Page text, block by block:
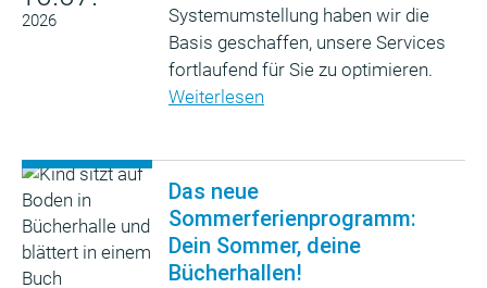
2026
Systemumstellung haben wir die
Basis geschaffen, unsere Services
fortlaufend für Sie zu optimieren.
Weiterlesen
Das neue
Sommerferienprogramm:
Dein Sommer, deine
Bücherhallen!